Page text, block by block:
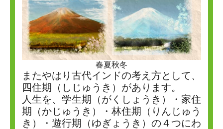
春夏秋冬
またやはり古代インドの考え方として、
四住期（しじゅうき）があります。
人生を、学生期（がくしょうき）・家住
期（かじゅうき）・林住期（りんじゅう
き）・遊行期（ゆぎょうき）の４つにわ